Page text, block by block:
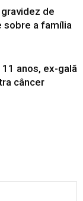
de
sobre a família
anos, ex-galã
câncer